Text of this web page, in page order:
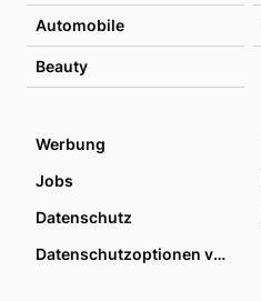
Automobile
Beauty
Werbung
Jobs
Datenschutz
Datenschutzoptionen verwalten